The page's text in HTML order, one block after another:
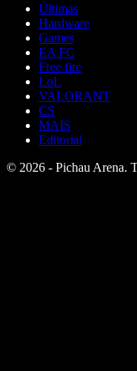
Últimas
Hardware
Games
EA FC
Free fire
LoL
VALORANT
CS
MAIS
Editorial
© 2026 - Pichau Arena.